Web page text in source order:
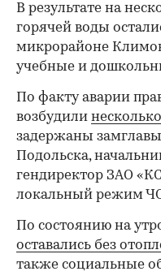
В результате на
горячей воды
микрорайоне
учебные и
По факту аварии
возбудили
задержаны
Подольска,
гендиректор ЗАО
локальный режим
По состоянию на
оставались без
также социальные